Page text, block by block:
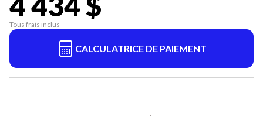
Tous frais inclus
CALCULATRICE DE PAIEMENT